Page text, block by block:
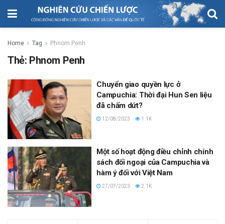
Home Tag Phnom Penh
Thẻ: Phnom Penh
Chuyển giao quyền lực ở
Campuchia: Thời đại Hun Sen liệu
đã chấm dứt?
12/08/2023 1.1K
Một số hoạt động điều chỉnh chính
sách đối ngoại của Campuchia và
hàm ý đối với Việt Nam
27/07/2023 2.1K